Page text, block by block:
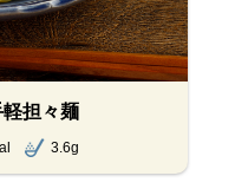
軽担々麺
3.6g